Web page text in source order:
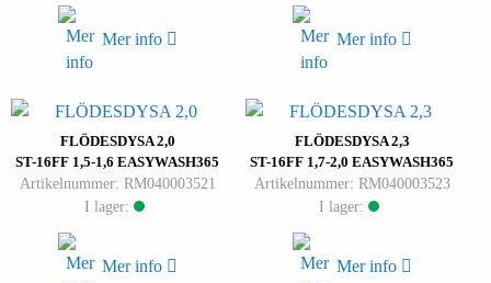
Mer info Mer info
FLÖDESDYSA 2,0
ST-16FF 1,5-1,6 EASYWASH365
Artikelnummer: RM040003521
I lager:
Mer info
FLÖDESDYSA 2,3
ST-16FF 1,7-2,0 EASYWASH365
Artikelnummer: RM040003523
I lager:
Mer info